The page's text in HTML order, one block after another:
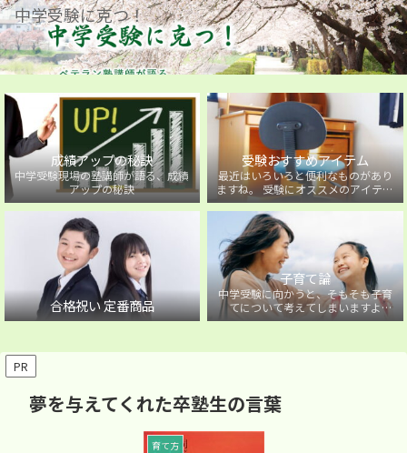
中学受験に克つ！
成績アップの秘訣
中学受験現場の塾講師が語る、成績
アップの秘訣
受験おすすめアイテム
最近はいろいろと便利なものがあり
ますね。 受験にオススメのアイテム
を紹介しています。
合格祝い 定番商品
子育て論
中学受験に向かうと、そもそも子育
てについて考えてしまいますよ
ね・・・。中学受験に向かうお子様
PR
夢を与えてくれた卒塾生の言葉
育て方